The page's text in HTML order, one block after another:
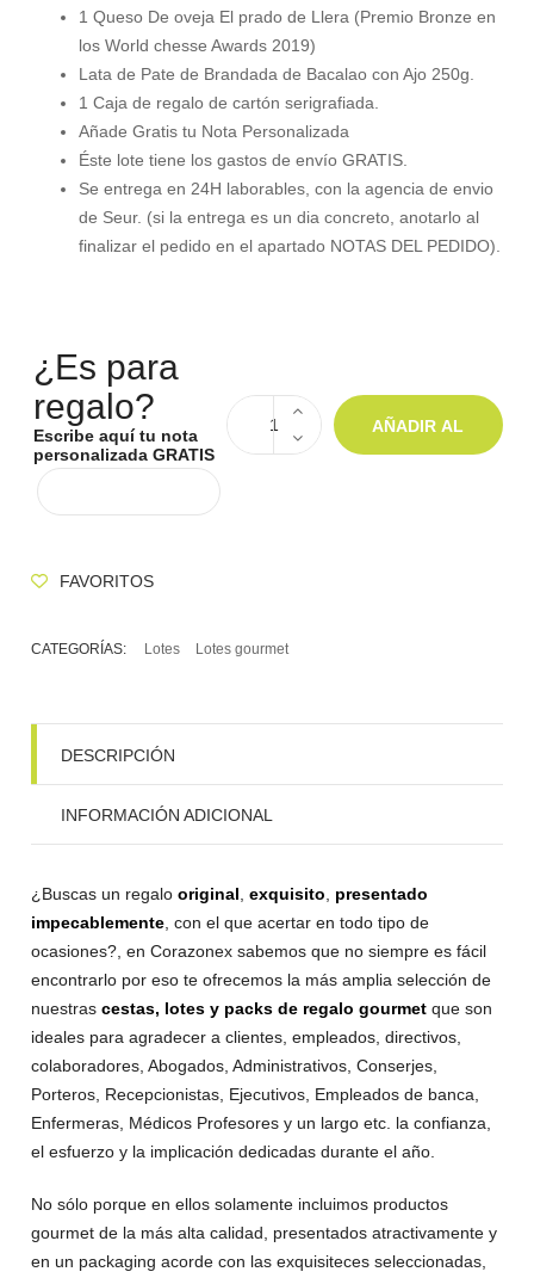
1 Queso De oveja El prado de Llera (Premio Bronze en
los World chesse Awards 2019)
Lata de Pate de Brandada de Bacalao con Ajo 250g.
1 Caja de regalo de cartón serigrafiada.
Añade Gratis tu Nota Personalizada
Éste lote tiene los gastos de envío GRATIS.
Se entrega en 24H laborables, con la agencia de envio
de Seur. (si la entrega es un dia concreto, anotarlo al
finalizar el pedido en el apartado NOTAS DEL PEDIDO).
¿Es para
regalo?
Escribe aquí tu nota
personalizada GRATIS
AÑADIR AL
FAVORITOS
CATEGORÍAS: Lotes Lotes gourmet
DESCRIPCIÓN
INFORMACIÓN ADICIONAL
¿Buscas un regalooriginal ,exquisito
presentado
impecablemente , con el que acertar en todo tipo de
ocasiones?, en Corazonex sabemos que no siempre es fácil
encontrarlo por eso te ofrecemos la más amplia selección de
nuestrascestas, lotes y packs de regalo gourmet que son
ideales para agradecer a clientes, empleados, directivos,
colaboradores, Abogados, Administrativos, Conserjes,
Porteros, Recepcionistas, Ejecutivos, Empleados de banca,
Enfermeras, Médicos Profesores y un largo etc. la confianza,
el esfuerzo y la implicación dedicadas durante el año.
No sólo porque en ellos solamente incluimos productos
gourmet de la más alta calidad, presentados atractivamente y
en un packaging acorde con las exquisiteces seleccionadas,